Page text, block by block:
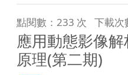
點閱數：233 次 下載次
應用動態影像
原理(第二期)